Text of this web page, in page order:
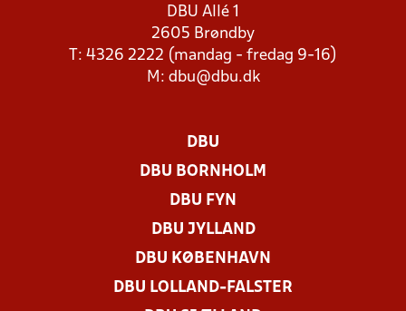
DBU Allé 1
2605 Brøndby
T: 4326 2222 (mandag - fredag 9-16)
M: dbu@dbu.dk
DBU
DBU BORNHOLM
DBU FYN
DBU JYLLAND
DBU KØBENHAVN
DBU LOLLAND-FALSTER